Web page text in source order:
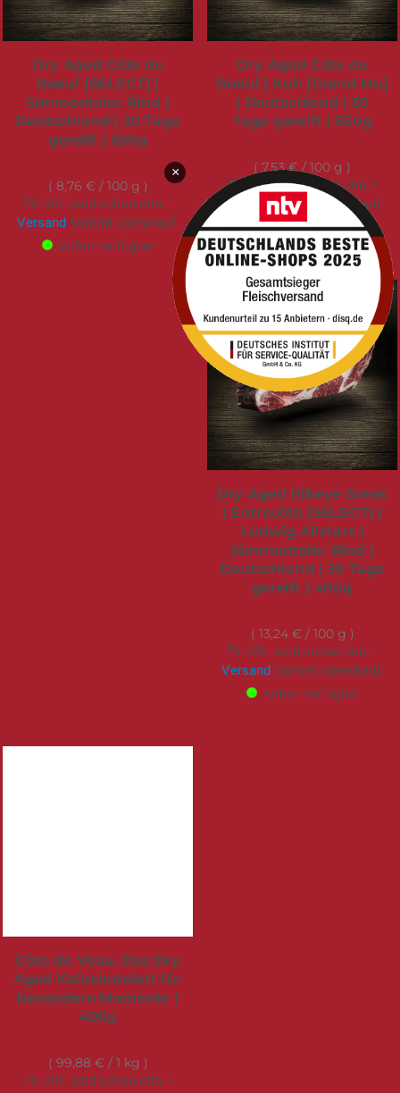
Dry Aged Côte de
Boeuf [SELECT] |
Simmentaler Rind |
Deutschland | 30 Tage
gereift | 650g
8,76 €/ 100 g
7% USt. sind schon drin –
Versandkommt obendrauf.
sofort verfügbar
Dry Aged Côte de
Boeuf | Kuh [Grand Mu]
| Deutschland | 30
Tage gereift | 650g
7,53 €/ 100 g
7% USt. sind schon drin –
Versandkommt obendrauf.
sofort verfügbar
Dry Aged Ribeye Steak
| Entrecôte [SELECT] |
Ludwig Allstars |
Simmentaler Rind |
Deutschland | 30 Tage
gereift | 400g
13,24 €/ 100 g
7% USt. sind schon drin –
Versandkommt obendrauf.
sofort verfügbar
Côte de Veau. Das Dry
Aged Kalbskotelett für
besondere Momente |
400g
99,88 €/ 1 kg
7% USt. sind schon drin –
×